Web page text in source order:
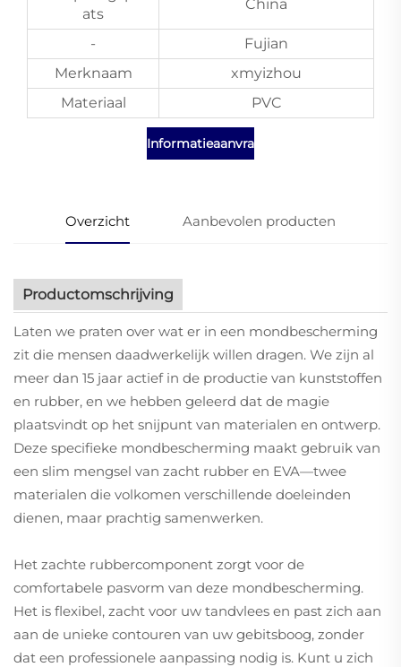
ats
China
-
Fujian
Merknaam
xmyizhou
Materiaal
PVC
Informatieaanvraag
Overzicht Aanbevolen producten
Productomschrijving
Laten we praten over wat er in een mondbescherming
zit die mensen daadwerkelijk willen dragen. We zijn al
meer dan 15 jaar actief in de productie van kunststoffen
en rubber, en we hebben geleerd dat de magie
plaatsvindt op het snijpunt van materialen en ontwerp.
Deze specifieke mondbescherming maakt gebruik van
een slim mengsel van zacht rubber en EVA—twee
materialen die volkomen verschillende doeleinden
dienen, maar prachtig samenwerken.
Het zachte rubbercomponent zorgt voor de
comfortabele pasvorm van deze mondbescherming.
Het is flexibel, zacht voor uw tandvlees en past zich aan
aan de unieke contouren van uw gebitsboog, zonder
dat een professionele aanpassing nodig is. Kunt u zich